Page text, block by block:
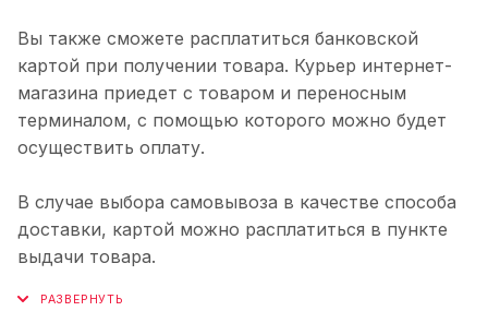
Вы также сможете расплатиться банковской
картой при получении товара. Курьер интернет-
магазина приедет с товаром и переносным
терминалом, с помощью которого можно будет
осуществить оплату.
В случае выбора самовывоза в качестве способа
доставки, картой можно расплатиться в пункте
выдачи товара.